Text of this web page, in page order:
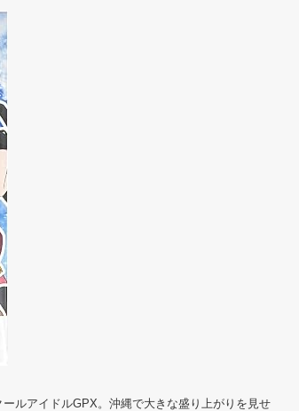
ルアイドルGPX。沖縄で大きな盛り上がりを見せ